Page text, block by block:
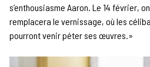
s’enthousiasme Aaron. Le 14 février,
remplacera le vernissage, où les
pourront venir péter ses œuvres.»